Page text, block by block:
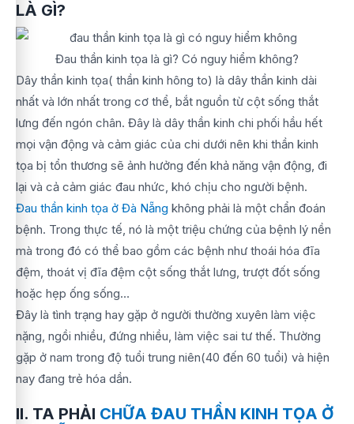
LÀ GÌ?
Đau thần kinh tọa là gì? Có nguy hiểm không?
Dây thần kinh tọa( thần kinh hông to) là dây thần kinh dài
nhất và lớn nhất trong cơ thể, bắt nguồn từ cột sống thắt
lưng đến ngón chân. Đây là dây thần kinh chi phối hầu hết
mọi vận động và cảm giác của chi dưới nên khi thần kinh
tọa bị tổn thương sẽ ảnh hưởng đến khả năng vận động, đi
lại và cả cảm giác đau nhức, khó chịu cho người bệnh.
Đau thần kinh tọa ở Đà Nẵng không phải là một chẩn đoán
bệnh. Trong thực tế, nó là một triệu chứng của bệnh lý nền
mà trong đó có thể bao gồm các bệnh như thoái hóa đĩa
đệm, thoát vị đĩa đệm cột sống thắt lưng, trượt đốt sống
hoặc hẹp ống sống…
Đây là tình trạng hay gặp ở người thường xuyên làm việc
nặng, ngồi nhiều, đứng nhiều, làm việc sai tư thế. Thường
gặp ở nam trong độ tuổi trung niên(40 đến 60 tuổi) và hiện
nay đang trẻ hóa dần.
II. TA PHẢI CHỮA ĐAU THẦN KINH TỌA Ở